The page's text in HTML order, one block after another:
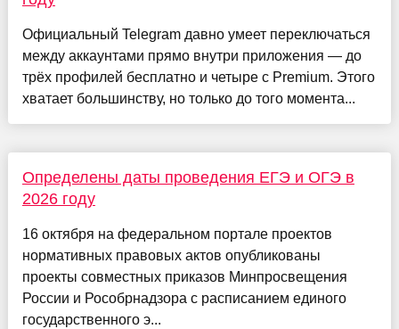
Официальный Telegram давно умеет переключаться
между аккаунтами прямо внутри приложения — до
трёх профилей бесплатно и четыре с Premium. Этого
хватает большинству, но только до того момента...
Определены даты проведения ЕГЭ и ОГЭ в
2026 году
16 октября на федеральном портале проектов
нормативных правовых актов опубликованы
проекты совместных приказов Минпросвещения
России и Рособрнадзора с расписанием единого
государственного э...